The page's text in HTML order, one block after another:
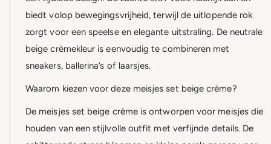
biedt volop bewegingsvrijheid, terwijl de uitlopende rok
zorgt voor een speelse en elegante uitstraling. De neutrale
beige crèmekleur is eenvoudig te combineren met
sneakers, ballerina’s of laarsjes.
Waarom kiezen voor deze meisjes set beige crème?
De meisjes set beige crème is ontworpen voor meisjes die
houden van een stijlvolle outfit met verfijnde details. De